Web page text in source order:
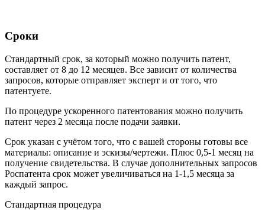
Сроки
Стандартный срок, за который можно получить патент,
составляет от 8 до 12 месяцев. Все зависит от количества
запросов, которые отправляет эксперт и от того, что
патентуете.
По процедуре ускоренного патентования можно получить
патент через 2 месяца после подачи заявки.
Срок указан с учётом того, что с вашей стороны готовы все
материалы: описание и эскизы/чертежи. Плюс 0,5-1 месяц на
получение свидетельства. В случае дополнительных запросов
Роспатента срок может увеличиваться на 1-1,5 месяца за
каждый запрос.
Стандартная процедура